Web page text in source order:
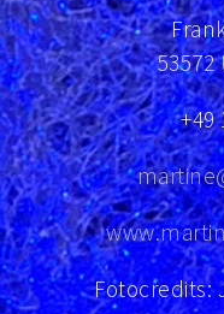
+49
Fotocredits: